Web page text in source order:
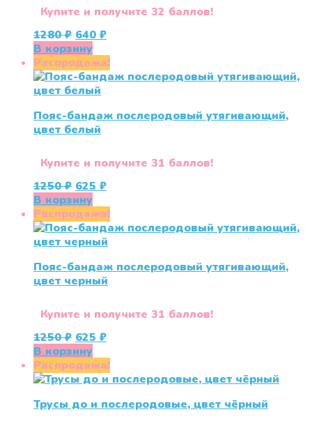
Купите и получите 32 баллов!
1280₽ Первоначальная
цена
составляла
1280 ₽.
640 ₽Текущая
640 ₽.
В корзину
Распродажа!
Пояс-бандаж послеродовый утягивающий,
цвет белый
Купите и получите 31 баллов!
1250₽ Первоначальная
цена
составляла
1250 ₽.
625 ₽Текущая
625 ₽.
В корзину
Распродажа!
Пояс-бандаж послеродовый утягивающий,
цвет черный
Купите и получите 31 баллов!
1250₽ Первоначальная
цена
составляла
1250 ₽.
625 ₽Текущая
625 ₽.
В корзину
Распродажа!
Трусы до и послеродовые, цвет чёрный